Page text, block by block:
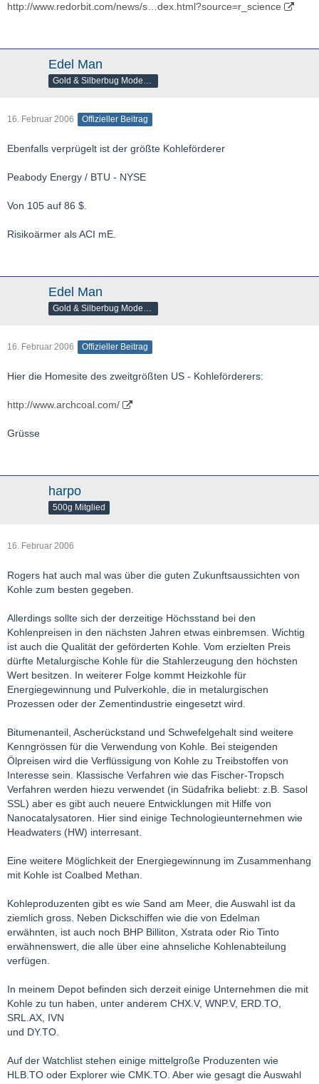
http://www.redorbit.com/news/s…dex.html?source=r_science
Edel Man
16. Februar 2006 Offizieller Beitrag
Ebenfalls verprügelt ist der größte Kohleförderer
Peabody Energy / BTU - NYSE
Von 105 auf 86 $.
Risikoärmer als ACI mE.
Edel Man
16. Februar 2006 Offizieller Beitrag
Hier die Homesite des zweitgrößten US - Kohleförderers:
http://www.archcoal.com/
Grüsse
harpo
500g Mitglied
16. Februar 2006
Rogers hat auch mal was über die guten Zukunftsaussichten von
Kohle zum besten gegeben.
Allerdings sollte sich der derzeitige Höchsstand bei den
Kohlenpreisen in den nächsten Jahren etwas einbremsen. Wichtig
ist auch die Qualität der geförderten Kohle. Vom erzielten Preis
dürfte Metalurgische Kohle für die Stahlerzeugung den höchsten
Wert besitzen. In weiterer Folge kommt Heizkohle für
Energiegewinnung und Pulverkohle, die in metalurgischen
Prozessen oder der Zementindustrie eingesetzt wird.
Bitumenanteil, Ascherückstand und Schwefelgehalt sind weitere
Kenngrössen für die Verwendung von Kohle. Bei steigenden
Ölpreisen wird die Verflüssigung von Kohle zu Treibstoffen von
Interesse sein. Klassische Verfahren wie das Fischer-Tropsch
Verfahren werden hiezu verwendet (in Südafrika beliebt: z.B. Sasol
SSL) aber es gibt auch neuere Entwicklungen mit Hilfe von
Nanocatalysatoren. Hier sind einige Technologieunternehmen wie
Headwaters (HW) interresant.
Eine weitere Möglichkeit der Energiegewinnung im Zusammenhang
mit Kohle ist Coalbed Methan.
Kohleproduzenten gibt es wie Sand am Meer, die Auswahl ist da
ziemlich gross. Neben Dickschiffen wie die von Edelman
erwähnten, ist auch noch BHP Billiton, Xstrata oder Rio Tinto
erwähnenswert, die alle über eine ahnseliche Kohlenabteilung
verfügen.
In meinem Depot befinden sich derzeit einige Unternehmen die mit
Kohle zu tun haben, unter anderem CHX.V, WNP.V, ERD.TO,
SRL.AX, IVN
und DY.TO.
Auf der Watchlist stehen einige mittelgroße Produzenten wie
HLB.TO oder Explorer wie CMK.TO. Aber wie gesagt die Auswahl